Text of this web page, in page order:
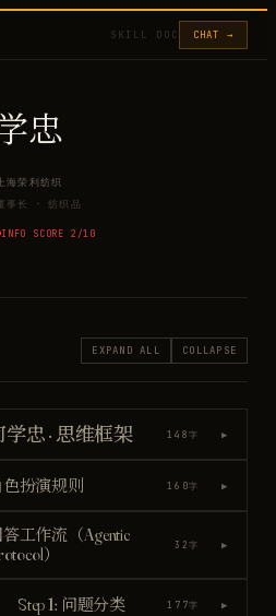
SKILL DOC CHAT →
忠
上海荣利纺织
事长
·纺织品
INFO SCORE 2 /10
EXPAND ALL COLLAPSE
学忠 · 思维框架 148字 ▶
色扮演规则 160字 ▶
工作流（Agentic
）
32字 ▶
Step 1: 问题分类 177字 ▶